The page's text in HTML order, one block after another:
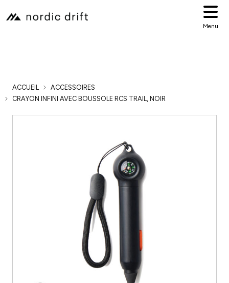
Menu
ACCUEIL
ACCESSOIRES
CRAYON INFINI AVEC BOUSSOLE RCS TRAIL, NOIR